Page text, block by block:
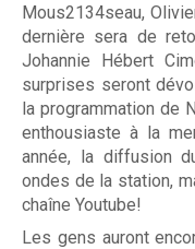
Défi
Mous2134seau,
dernière sera de
Johannie Hébert
surprises seront
la programmation de
enthousiaste à la
année, la diffusion
ondes de la station,
chaîne Youtube!
Les gens auront